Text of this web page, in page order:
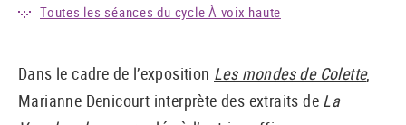
Toutes les séances du cycle À voix haute
Dans le cadre de l’exposition Les mondes de Colette,
Marianne Denicourt interprète des extraits de La